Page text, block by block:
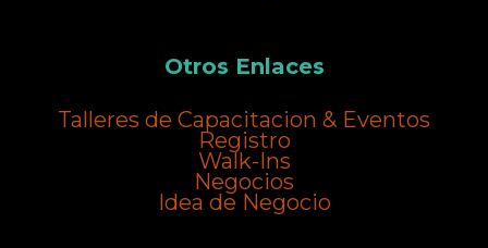
Otros Enlaces
Talleres de Capacitacion & Eventos
Registro
Walk-Ins
Negocios
Idea de Negocio